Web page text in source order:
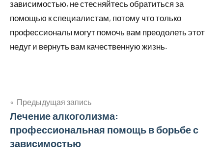
зависимостью, не стесняйтесь обратиться за
помощью к специалистам, потому что только
профессионалы могут помочь вам преодолеть этот
недуг и вернуть вам качественную жизнь.
Навигация
по
Предыдущая запись
Лечение алкоголизма:
профессиональная помощь в борьбе с
зависимостью